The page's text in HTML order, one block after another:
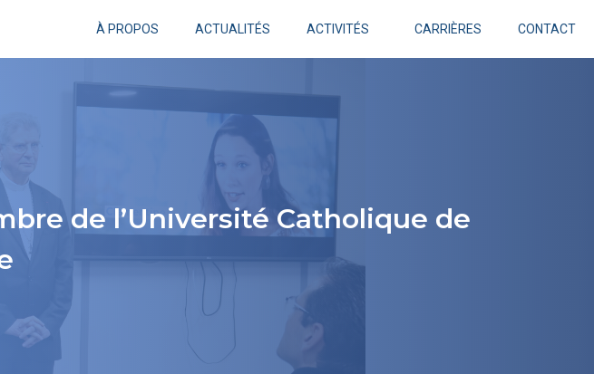
À PROPOS ACTUALITÉS ACTIVITÉS CARRIÈRES CONTACT
de l’Université Catholique de